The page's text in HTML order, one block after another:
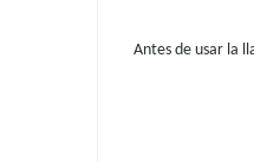
Antes de usar la